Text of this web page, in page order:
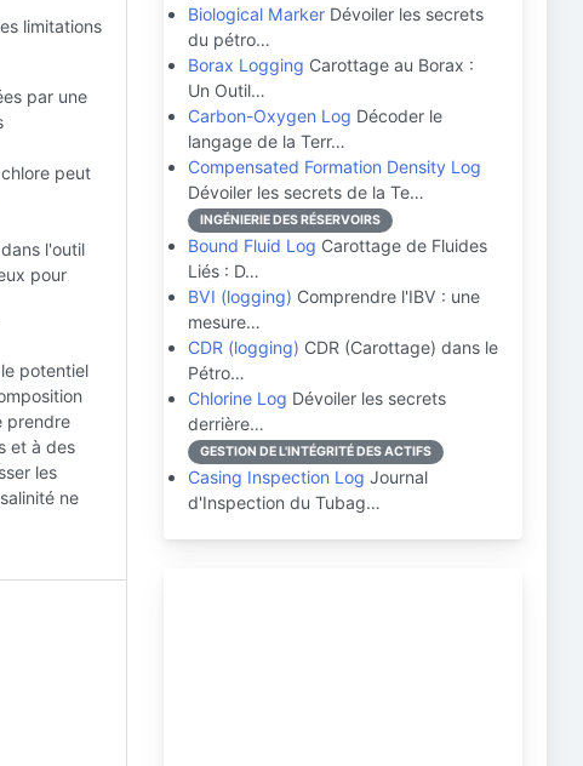
limitations
par une
peut
l'outil
pour
potentiel
prendre
et à des
les
ne
Biological Marker Dévoiler les secrets
du pétro…
Borax Logging Carottage au Borax :
Un Outil…
Carbon-Oxygen Log Décoder le
langage de la Terr…
Compensated Formation Density Log
Dévoiler les secrets de la Te…
INGÉNIERIE DES RÉSERVOIRS
Bound Fluid Log Carottage de Fluides
Liés : D…
BVI (logging) Comprendre l'IBV : une
mesure…
CDR (logging) CDR (Carottage) dans le
Pétro…
Chlorine Log Dévoiler les secrets
derrière…
GESTION DE L'INTÉGRITÉ DES ACTIFS
Casing Inspection Log Journal
d'Inspection du Tubag…